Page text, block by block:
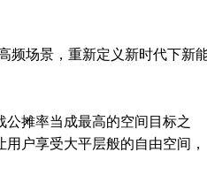
Plans
account
频场景，重新定义新时代下新
摊率当成最高的空间目标之
户享受大平层般的自由空间，